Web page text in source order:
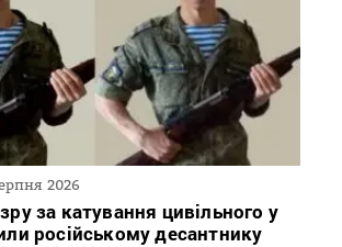
2026
за катування цивільного у
російському десантнику